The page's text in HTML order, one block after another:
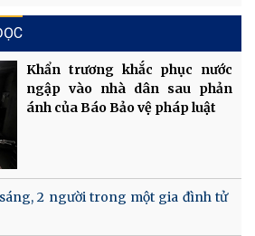
Khẩn trương khắc phục nước
ngập vào nhà dân sau phản
ánh của Báo Bảo vệ pháp luật
2 người trong một gia đình tử